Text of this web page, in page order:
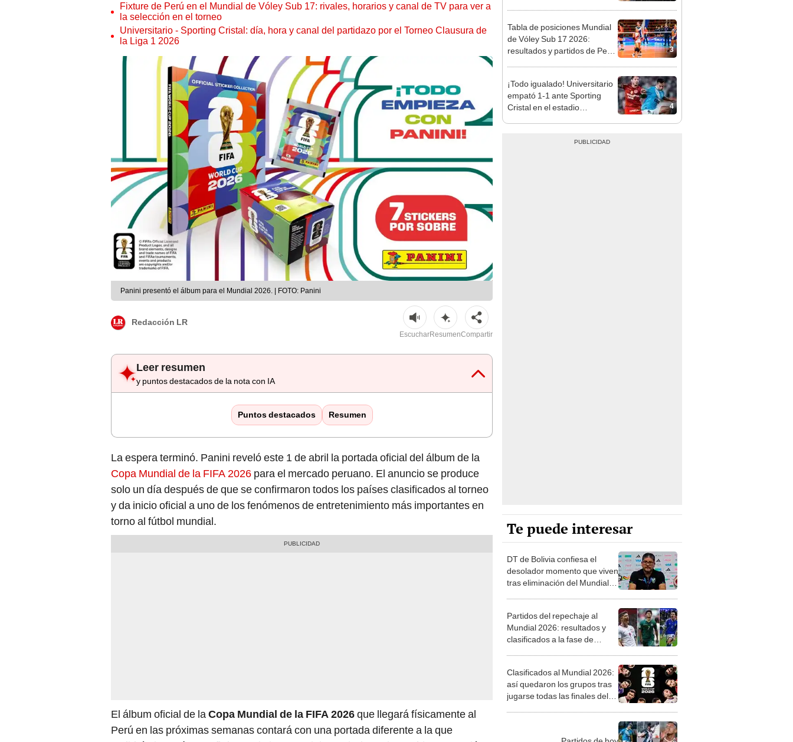
Fixture de Perú en el Mundial de Vóley Sub 17: rivales, horarios y canal de TV para ver a
la selección en el torneo
Universitario - Sporting Cristal: día, hora y canal del partidazo por el Torneo Clausura de
la Liga 1 2026
Panini presentó el álbum para el Mundial 2026. | FOTO: Panini
Redacción LR
EscucharResumenCompartir
Leer resumen
y puntos destacados de la nota con IA
Puntos destacados Resumen
La espera terminó. Panini reveló este 1 de abril la portada oficial del álbum de la
Copa Mundial de la FIFA 2026 para el mercado peruano. El anuncio se produce
solo un día después de que se confirmaron todos los países clasificados al torneo
y da inicio oficial a uno de los fenómenos de entretenimiento más importantes en
torno al fútbol mundial.
El álbum oficial de laCopa Mundial de la FIFA 2026que llegará físicamente al
Perú en las próximas semanas contará con una portada diferente a la que
3
Tabla de posiciones Mundial
de Vóley Sub 17 2026:
resultados y partidos de Perú
4
¡Todo igualado! Universitario
empató 1-1 ante Sporting
Cristal en el estadio
Te puede interesar
DT de Bolivia confiesa el
desolador momento que viven
tras eliminación del Mundial
Partidos del repechaje al
Mundial 2026: resultados y
clasificados a la fase de
Clasificados al Mundial 2026:
así quedaron los grupos tras
jugarse todas las finales del